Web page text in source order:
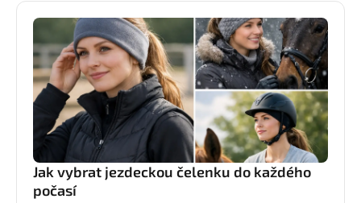
Jak vybrat jezdeckou čelenku do každého
počasí